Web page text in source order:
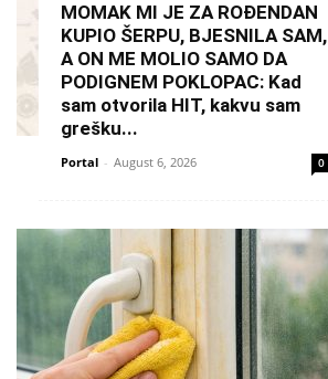
MOMAK MI JE ZA ROĐENDAN
KUPIO ŠERPU, BJESNILA SAM,
A ON ME MOLIO SAMO DA
PODIGNEM POKLOPAC: Kad
sam otvorila HIT, kakvu sam
grešku...
Portal - August 6, 2026 0